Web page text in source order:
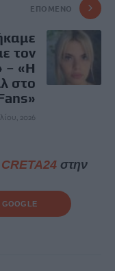
ΕΠΌΜΕΝΟ
τον
– «Η
στο
2026
CRETA24στην